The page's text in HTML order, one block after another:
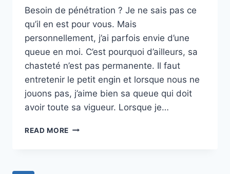
Besoin de pénétration ? Je ne sais pas ce
qu’il en est pour vous. Mais
personnellement, j’ai parfois envie d’une
queue en moi. C’est pourquoi d’ailleurs, sa
chasteté n’est pas permanente. Il faut
entretenir le petit engin et lorsque nous ne
jouons pas, j’aime bien sa queue qui doit
avoir toute sa vigueur. Lorsque je…
READ MORE PRUDENCE,